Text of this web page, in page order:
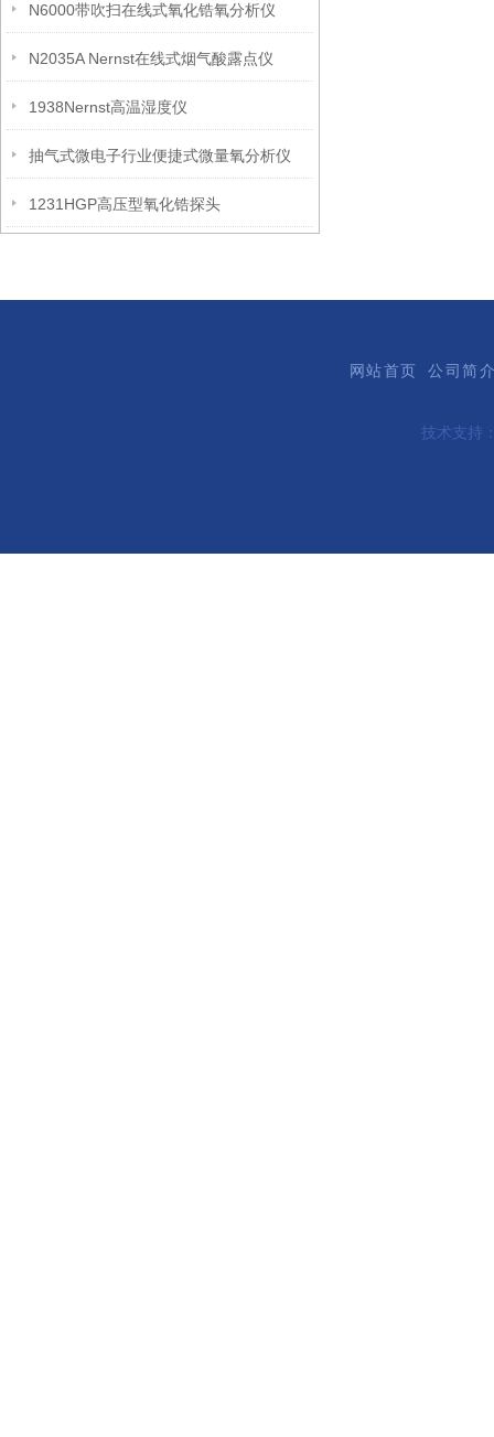
N6000带吹扫在线式氧化锆氧分析仪
N2035A Nernst在线式烟气酸露点仪
1938Nernst高温湿度仪
抽气式微电子行业便捷式微量氧分析仪
1231HGP高压型氧化锆探头
网站首页 公司简
技术支持